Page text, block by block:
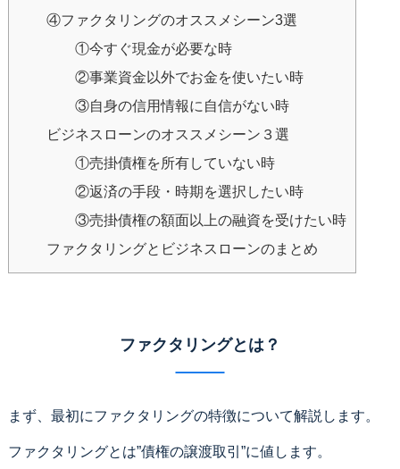
④ファクタリングのオススメシーン3選
①今すぐ現金が必要な時
②事業資金以外でお金を使いたい時
③自身の信用情報に自信がない時
ビジネスローンのオススメシーン３選
①売掛債権を所有していない時
②返済の手段・時期を選択したい時
③売掛債権の額面以上の融資を受けたい時
ファクタリングとビジネスローンのまとめ
ファクタリングとは？
まず、最初にファクタリングの特徴について解説します。
ファクタリングとは”債権の譲渡取引”に値します。